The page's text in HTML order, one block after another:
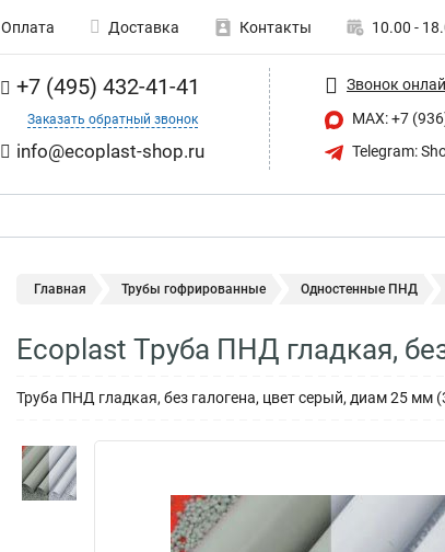
Оплата Доставка Контакты 10.00 -
+7 (495) 432-41-41
Заказать обратный звонок
info@ecoplast-shop.ru
Звонок
MAX: +7
Telegram:
Главная Трубы гофрированные Одностенные ПНД
Ecoplast Труба ПНД гладкая,
Труба ПНД гладкая, без галогена, цвет серый, диам 25 мм